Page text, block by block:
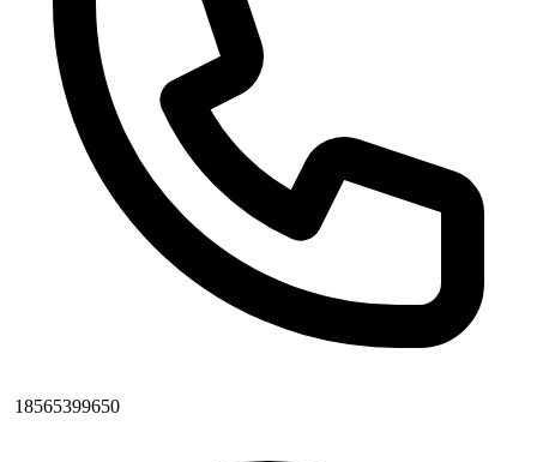
18565399650